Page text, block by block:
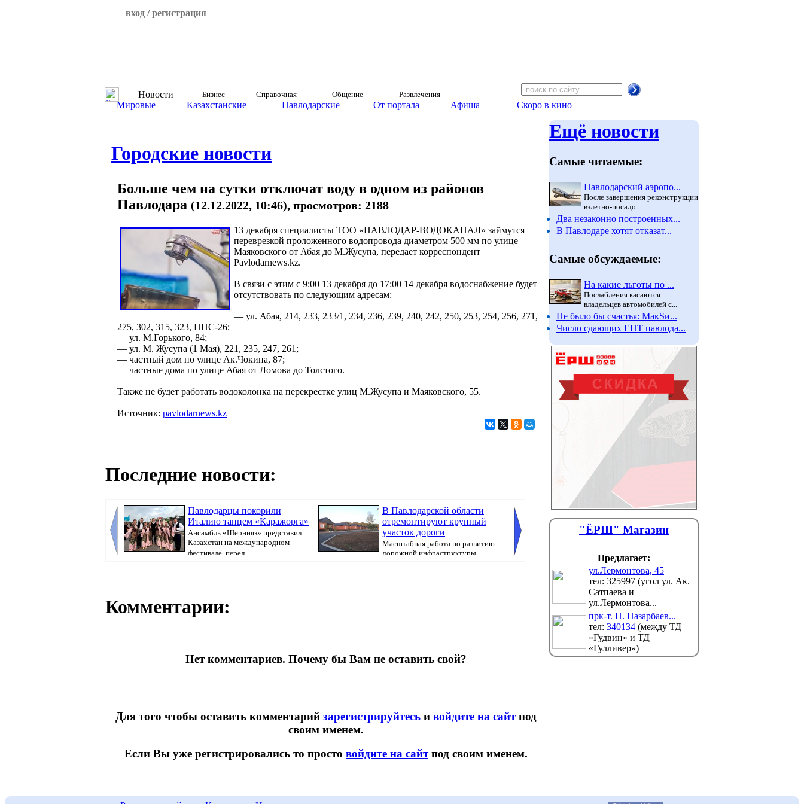
вход / регистрация
Новости Бизнес Справочная Общение Развлечения
Мировые Казахстанские Павлодарские От портала Афиша Скоро в кино
Городские новости
Больше чем на сутки отключат воду в одном из районов
Павлодара (12.12.2022, 10:46), просмотров: 2188
13 декабря специалисты ТОО «ПАВЛОДАР-ВОДОКАНАЛ» займутся
переврезкой проложенного водопровода диаметром 500 мм по улице
Маяковского от Абая до М.Жусупа, передает корреспондент
Pavlodarnews.kz.
В связи с этим с 9:00 13 декабря до 17:00 14 декабря водоснабжение будет
отсутствовать по следующим адресам:
— ул. Абая, 214, 233, 233/1, 234, 236, 239, 240, 242, 250, 253, 254, 256, 271,
275, 302, 315, 323, ПНС-26;
— ул. М.Горького, 84;
— ул. М. Жусупа (1 Мая), 221, 235, 247, 261;
— частный дом по улице Ак.Чокина, 87;
— частные дома по улице Абая от Ломова до Толстого.
Также не будет работать водоколонка на перекрестке улиц М.Жусупа и Маяковского, 55.
Источник: pavlodarnews.kz
Последние новости:
Павлодарцы покорили
Италию танцем «Каражорга»
Ансамбль «Шернияз» представил
Казахстан на международном
фестивале, перед...
В Павлодарской области
отремонтируют крупный
участок дороги
Масштабная работа по развитию
дорожной инфраструктуры
В детских садах Павлодара
усилили прививочный
контроль
предупреждают вспышки кори и
Комментарии:
Нет комментариев. Почему бы Вам не оставить свой?
Для того чтобы оставить комментарий зарегистрируйтесь и войдите на сайтпод
своим именем.
Если Вы уже регистрировались то просто войдите на сайтпод своим именем.
Ещё новости
Самые читаемые:
Павлодарский аэропо...
После завершения реконструкции
взлетно-посадо...
Два незаконно построенных...
В Павлодаре хотят отказат...
Самые обсуждаемые:
На какие льготы по ...
Послабления касаются
владельцев автомобилей с...
Не было бы счастья: МакSи...
Число сдающих ЕНТ павлода...
"ЁРШ" Магазин
Предлагает:
ул.Лермонтова, 45
тел: 325997 (угол ул. Ак.
Сатпаева и
ул.Лермонтова...
прк-т. Н. Назарбаев...
тел: 340134 (между ТД
«Гудвин» и ТД
«Гулливер»)